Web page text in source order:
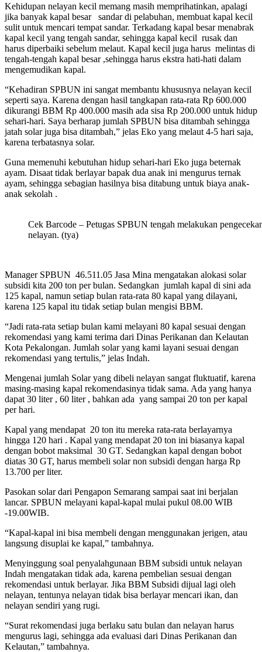
Kehidupan nelayan kecil memang masih memprihatinkan, apalagi
jika banyak kapal besar sandar di pelabuhan, membuat kapal kecil
sulit untuk mencari tempat sandar. Terkadang kapal besar menabrak
kapal kecil yang tengah sandar, sehingga kapal kecil rusak dan
harus diperbaiki sebelum melaut. Kapal kecil juga harus melintas di
tengah-tengah kapal besar ,sehingga harus ekstra hati-hati dalam
mengemudikan kapal.
“Kehadiran SPBUN ini sangat membantu khususnya nelayan kecil
seperti saya. Karena dengan hasil tangkapan rata-rata Rp 600.000
dikurangi BBM Rp 400.000 masih ada sisa Rp 200.000 untuk hidup
sehari-hari. Saya berharap jumlah SPBUN bisa ditambah sehingga
jatah solar juga bisa ditambah,” jelas Eko yang melaut 4-5 hari saja,
karena terbatasnya solar.
Guna memenuhi kebutuhan hidup sehari-hari Eko juga beternak
ayam. Disaat tidak berlayar bapak dua anak ini mengurus ternak
ayam, sehingga sebagian hasilnya bisa ditabung untuk biaya anak-
anak sekolah .
Cek Barcode – Petugas SPBUN tengah melakukan
nelayan. (tya)
Manager SPBUN 46.511.05 Jasa Mina mengatakan alokasi solar
subsidi kita 200 ton per bulan. Sedangkan jumlah kapal di sini ada
125 kapal, namun setiap bulan rata-rata 80 kapal yang dilayani,
karena 125 kapal itu tidak setiap bulan mengisi BBM.
“Jadi rata-rata setiap bulan kami melayani 80 kapal sesuai dengan
rekomendasi yang kami terima dari Dinas Perikanan dan Kelautan
Kota Pekalongan. Jumlah solar yang kami layani sesuai dengan
rekomendasi yang tertulis,” jelas Indah.
Mengenai jumlah Solar yang dibeli nelayan sangat fluktuatif, karena
masing-masing kapal rekomendasinya tidak sama. Ada yang hanya
dapat 30 liter , 60 liter , bahkan ada yang sampai 20 ton per kapal
per hari.
Kapal yang mendapat 20 ton itu mereka rata-rata berlayarnya
hingga 120 hari . Kapal yang mendapat 20 ton ini biasanya kapal
dengan bobot maksimal 30 GT. Sedangkan kapal dengan bobot
diatas 30 GT, harus membeli solar non subsidi dengan harga Rp
13.700 per liter.
Pasokan solar dari Pengapon Semarang sampai saat ini berjalan
lancar. SPBUN melayani kapal-kapal mulai pukul 08.00 WIB
-19.00WIB.
“Kapal-kapal ini bisa membeli dengan menggunakan jerigen, atau
langsung disuplai ke kapal,” tambahnya.
Menyinggung soal penyalahgunaan BBM subsidi untuk nelayan
Indah mengatakan tidak ada, karena pembelian sesuai dengan
rekomendasi untuk berlayar. Jika BBM Subsidi dijual lagi oleh
nelayan, tentunya nelayan tidak bisa berlayar mencari ikan, dan
nelayan sendiri yang rugi.
“Surat rekomendasi juga berlaku satu bulan dan nelayan harus
mengurus lagi, sehingga ada evaluasi dari Dinas Perikanan dan
Kelautan,” tambahnya.